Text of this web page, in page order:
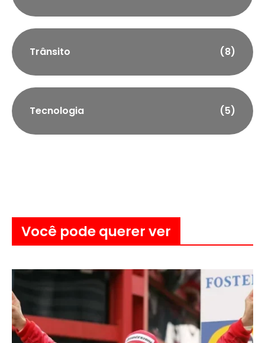
Trânsito (8)
Tecnologia (5)
Você pode querer ver